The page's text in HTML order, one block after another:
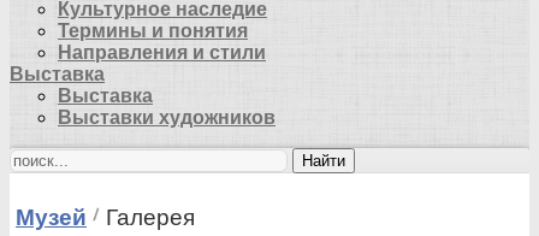
Культурное наследие
Термины и понятия
Направления и стили
Выставка
Выставка
Выставки художников
Найти
Музей Галерея